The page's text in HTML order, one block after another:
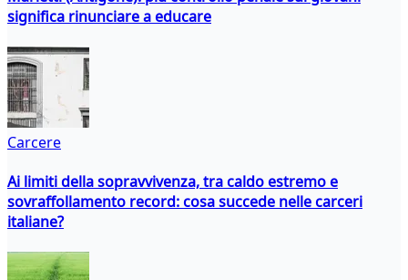
significa rinunciare a educare
Carcere
Ai limiti della sopravvivenza, tra caldo estremo e
sovraffollamento record: cosa succede nelle carceri
italiane?